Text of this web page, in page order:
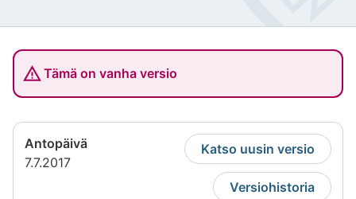
Tämä on vanha versio
Antopäivä
7.7.2017
Katso uusin versio
Versiohistoria